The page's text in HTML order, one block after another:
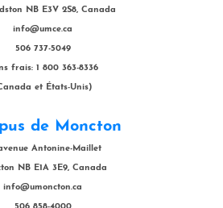
NB E3V 2S8, Canada
info@umce.ca
506 737-5049
frais: 1 800 363-8336
et États-Unis)
de Moncton
Antonine-Maillet
NB E1A 3E9, Canada
info@umoncton.ca